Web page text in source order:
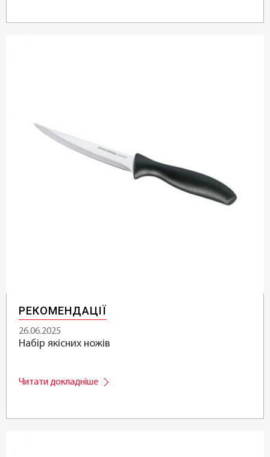
РЕКОМЕНДАЦІЇ
26.06.2025
Набір якісних ножів
Читати докладніше